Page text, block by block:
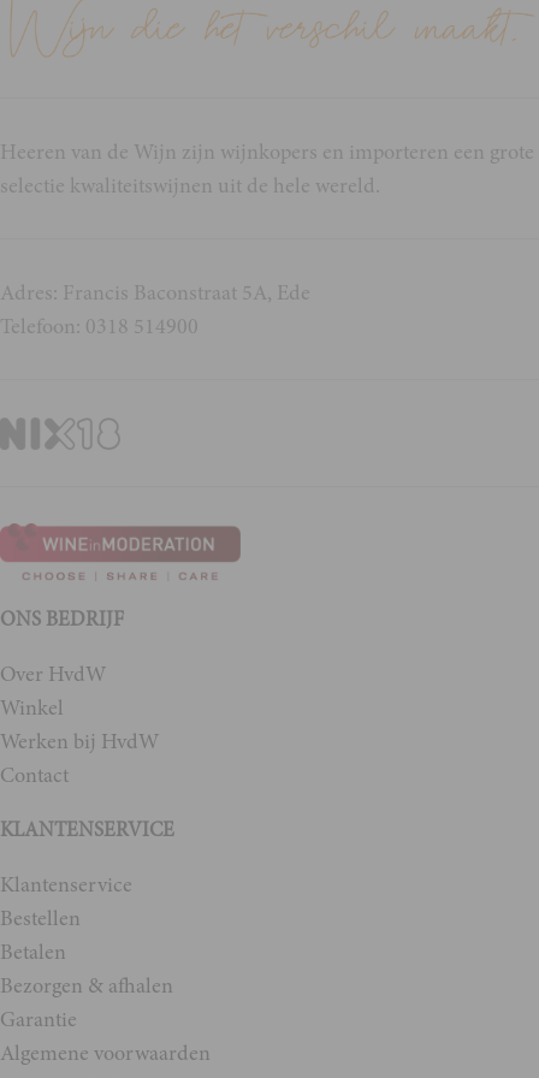
Heeren van de Wijn zijn wijnkopers en importeren een grote
selectie kwaliteitswijnen uit de hele wereld.
Adres: Francis Baconstraat 5A, Ede
Telefoon: 0318 514900
ONS BEDRIJF
Over HvdW
Winkel
Werken bij HvdW
Contact
KLANTENSERVICE
Klantenservice
Bestellen
Betalen
Bezorgen & afhalen
Garantie
Algemene voorwaarden